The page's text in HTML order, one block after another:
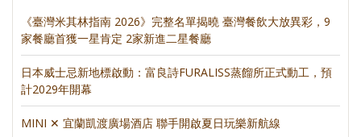
《臺灣米其林指南 2026》完整名單揭曉 臺灣餐飲大放異彩，9
家餐廳首獲一星肯定 2家新進二星餐廳
日本威士忌新地標啟動：富良詩FURALISS蒸餾所正式動工，預
計2029年開幕
MINI ✕ 宜蘭凱渡廣場酒店 聯手開啟夏日玩樂新航線